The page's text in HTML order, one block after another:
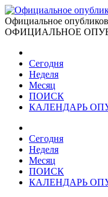
Официальное
ОФИЦИАЛЬНОЕ
Сегодня
Неделя
Месяц
ПОИСК
КАЛЕНДАРЬ
Сегодня
Неделя
Месяц
ПОИСК
КАЛЕНДАРЬ